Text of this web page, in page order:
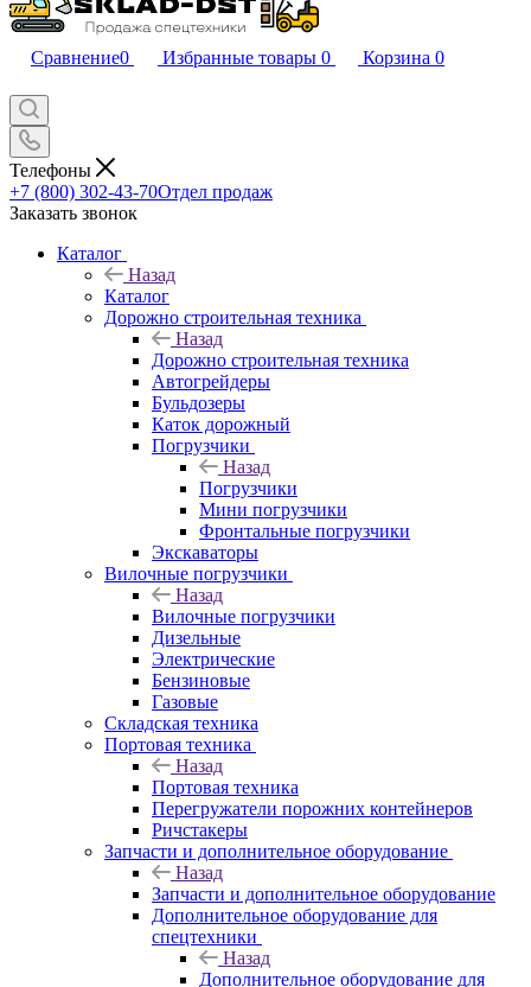
Сравнение0 Избранные товары 0 Корзина 0
Телефоны
+7 (800) 302-43-70Отдел продаж
Заказать звонок
Каталог
Назад
Каталог
Дорожно строительная техника
Назад
Дорожно строительная техника
Автогрейдеры
Бульдозеры
Каток дорожный
Погрузчики
Назад
Погрузчики
Мини погрузчики
Фронтальные погрузчики
Экскаваторы
Вилочные погрузчики
Назад
Вилочные погрузчики
Дизельные
Электрические
Бензиновые
Газовые
Складская техника
Портовая техника
Назад
Портовая техника
Перегружатели порожних контейнеров
Ричстакеры
Запчасти и дополнительное оборудование
Назад
Запчасти и дополнительное оборудование
Дополнительное оборудование для
спецтехники
Назад
Дополнительное оборудование для